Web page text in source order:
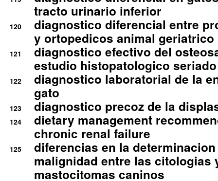
tracto urinario inferior
120
diagnostico diferencial entre
y ortopedicos animal geriatrico
121
diagnostico efectivo del
estudio histopatologico seriado
122
diagnostico laboratorial de la
gato
123 diagnostico precoz de la
124
dietary management
chronic renal failure
125
diferencias en la
malignidad entre las citologias
mastocitomas caninos